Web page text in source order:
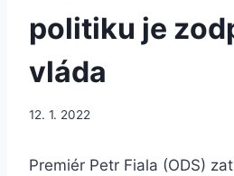
politiku je
vláda
12. 1. 2022
Premiér Petr Fiala (ODS)